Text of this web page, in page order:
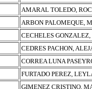
AMARAL TOLEDO,
ARBON PALOMEQUE,
CECHELES
CEDRES PACHON,
CORREA LUNA
FURTADO PEREZ,
GIMENEZ CRISTINO,